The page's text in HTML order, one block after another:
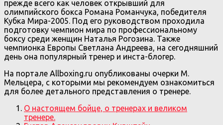
прежде всего как человек открывший для
олимпийского бокса Романа Романчука, победителя
Кубка Мира-2005. Под его руководством проходила
подготовку чемпион мира по профессиональному
боксу среди женщин Наталья Рогозина. Также
чемпионка Европы Светлана Андреева, на сегодняшний
день она популярный тренер и инста-блогер.
На портале Allboxing.ru опубликованы очерки М.
Мельцера, с которыми мы рекомендуем ознакомиться
для более детального представления о тренере.
О настоящем бойце, о тренерах и великом
тренере.